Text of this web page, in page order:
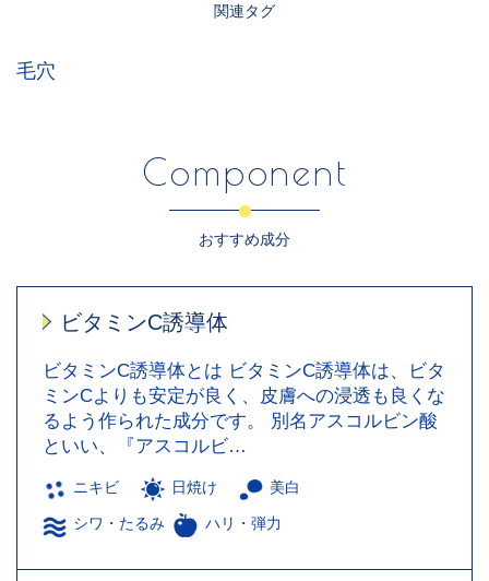
関連タグ
毛穴
Component
おすすめ成分
ビタミンC誘導体
ビタミンC誘導体とは ビタミンC誘導体は、ビタ
ミンCよりも安定が良く、皮膚への浸透も良くな
るよう作られた成分です。 別名アスコルビン酸
といい、『アスコルビ…
ニキビ 日焼け 美白
シワ・たるみ ハリ・弾力